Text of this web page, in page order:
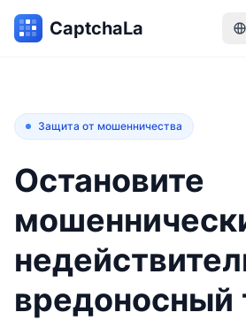
CaptchaLa
Защита от мошенничества
Остановите
вредоносный